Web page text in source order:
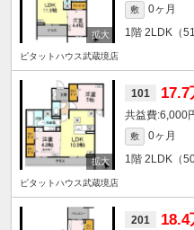
敷 0ヶ月
1階 2LDK（
ピタットハウス武蔵境店
101 17.7
6,000
敷 0ヶ月
1階 2LDK（
ピタットハウス武蔵境店
201 18.4